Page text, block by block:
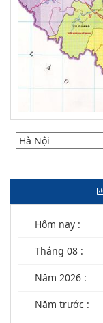
Hôm nay :
Tháng 08 :
Năm 2026 :
Năm trước :